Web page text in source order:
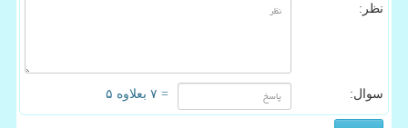
نظر:
سوال: = ۷ بعلاوه ۵